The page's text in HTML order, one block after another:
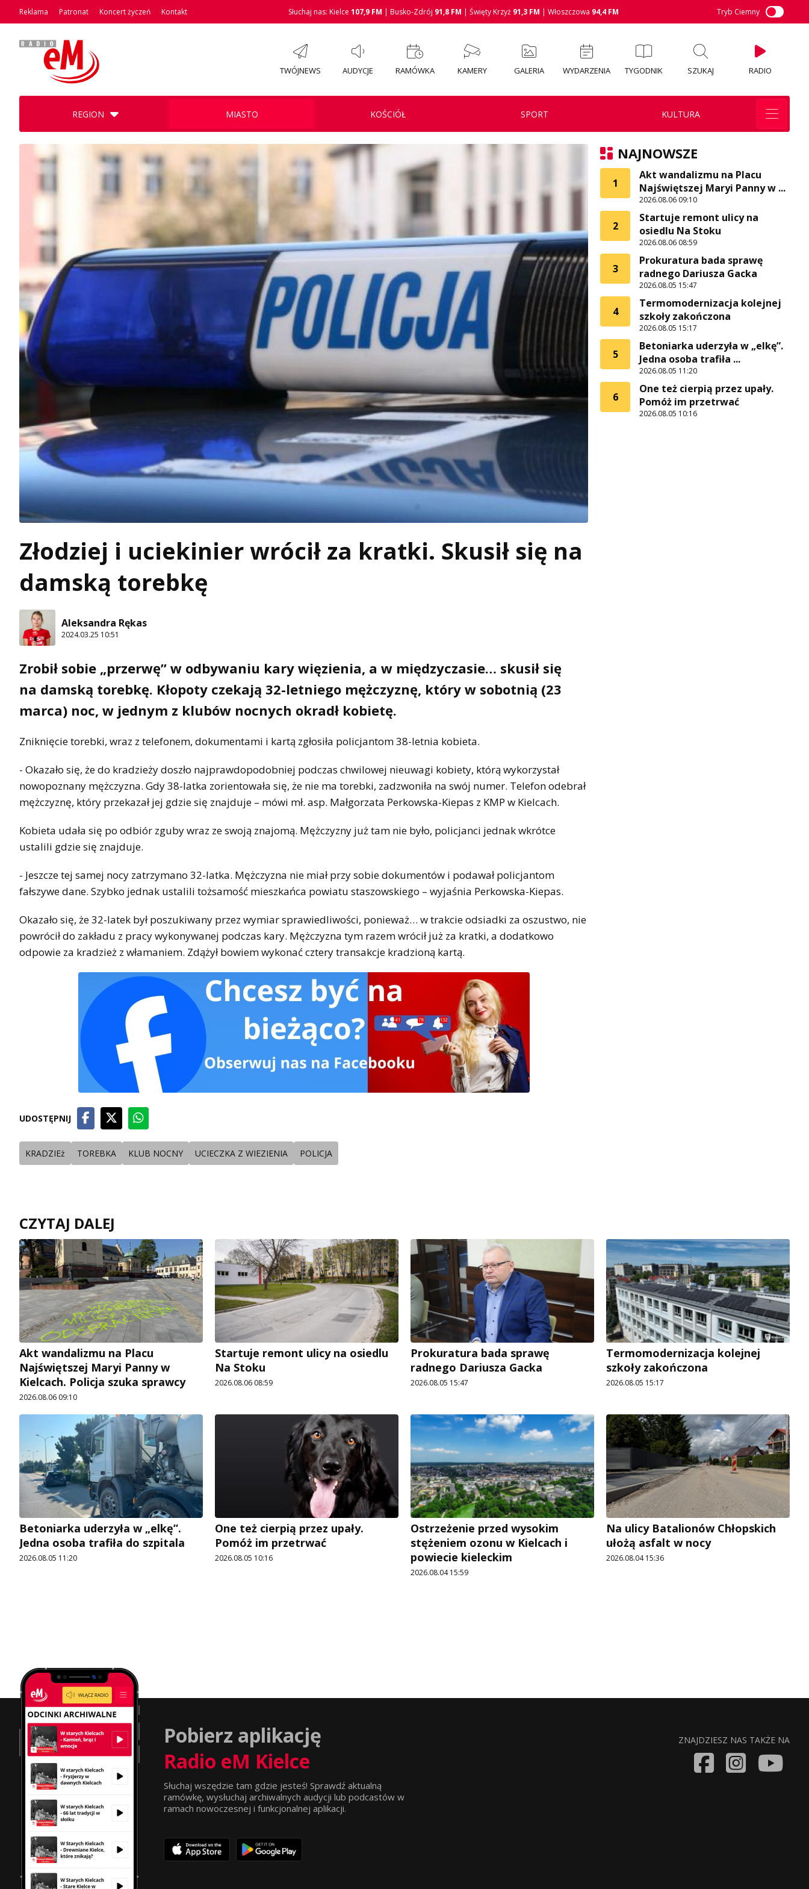
Reklama Patronat Koncert życzeń Kontakt Słuchaj nas: Kielce 107,9 FM | Busko-Zdrój 91,8 FM | Święty Krzyż 91,3 FM | Włoszczowa 94,4 FM Tryb Ciemny
TWÓJNEWS AUDYCJE RAMÓWKA KAMERY GALERIA WYDARZENIA TYGODNIK SZUKAJ RADIO
REGION MIASTO KOŚCIÓŁ SPORT KULTURA
Złodziej i uciekinier wrócił za kratki. Skusił się na
damską torebkę
Aleksandra Rękas
2024.03.25 10:51
Zrobił sobie „przerwę” w odbywaniu kary więzienia, a w międzyczasie… skusił się
na damską torebkę. Kłopoty czekają 32-letniego mężczyznę, który w sobotnią (23
marca) noc, w jednym z klubów nocnych okradł kobietę.
Zniknięcie torebki, wraz z telefonem, dokumentami i kartą zgłosiła policjantom 38-letnia kobieta.
- Okazało się, że do kradzieży doszło najprawdopodobniej podczas chwilowej nieuwagi kobiety, którą wykorzystał
nowopoznany mężczyzna. Gdy 38-latka zorientowała się, że nie ma torebki, zadzwoniła na swój numer. Telefon odebrał
mężczyznę, który przekazał jej gdzie się znajduje – mówi mł. asp. Małgorzata Perkowska-Kiepas z KMP w Kielcach.
Kobieta udała się po odbiór zguby wraz ze swoją znajomą. Mężczyzny już tam nie było, policjanci jednak wkrótce
ustalili gdzie się znajduje.
- Jeszcze tej samej nocy zatrzymano 32-latka. Mężczyzna nie miał przy sobie dokumentów i podawał policjantom
fałszywe dane. Szybko jednak ustalili tożsamość mieszkańca powiatu staszowskiego – wyjaśnia Perkowska-Kiepas.
Okazało się, że 32-latek był poszukiwany przez wymiar sprawiedliwości, ponieważ… w trakcie odsiadki za oszustwo, nie
powrócił do zakładu z pracy wykonywanej podczas kary. Mężczyzna tym razem wrócił już za kratki, a dodatkowo
odpowie za kradzież z włamaniem. Zdążył bowiem wykonać cztery transakcje kradzioną kartą.
UDOSTĘPNIJ
KRADZIEż TOREBKA KLUB NOCNY UCIECZKA Z WIEZIENIA POLICJA
NAJNOWSZE
1
Akt wandalizmu na Placu
Najświętszej Maryi Panny w ...
2026.08.06 09:10
2
Startuje remont ulicy na
osiedlu Na Stoku
2026.08.06 08:59
3
Prokuratura bada sprawę
radnego Dariusza Gacka
2026.08.05 15:47
4
Termomodernizacja kolejnej
szkoły zakończona
2026.08.05 15:17
5
Betoniarka uderzyła w „elkę”.
Jedna osoba trafiła ...
2026.08.05 11:20
6
One też cierpią przez upały.
Pomóż im przetrwać
2026.08.05 10:16
CZYTAJ DALEJ
Akt wandalizmu na Placu
Najświętszej Maryi Panny w
Kielcach. Policja szuka sprawcy
2026.08.06 09:10
Startuje remont ulicy na osiedlu
Na Stoku
2026.08.06 08:59
Prokuratura bada sprawę
radnego Dariusza Gacka
2026.08.05 15:47
Termomodernizacja kolejnej
szkoły zakończona
2026.08.05 15:17
Betoniarka uderzyła w „elkę”.
Jedna osoba trafiła do szpitala
2026.08.05 11:20
One też cierpią przez upały.
Pomóż im przetrwać
2026.08.05 10:16
Ostrzeżenie przed wysokim
stężeniem ozonu w Kielcach i
powiecie kieleckim
2026.08.04 15:59
Na ulicy Batalionów Chłopskich
ułożą asfalt w nocy
2026.08.04 15:36
Pobierz aplikację
Radio eM Kielce
Słuchaj wszędzie tam gdzie jesteś! Sprawdź aktualną
ramówkę, wysłuchaj archiwalnych audycji lub podcastów w
ramach nowoczesnej i funkcjonalnej aplikacji.
ZNAJDZIESZ NAS TAKŻE NA